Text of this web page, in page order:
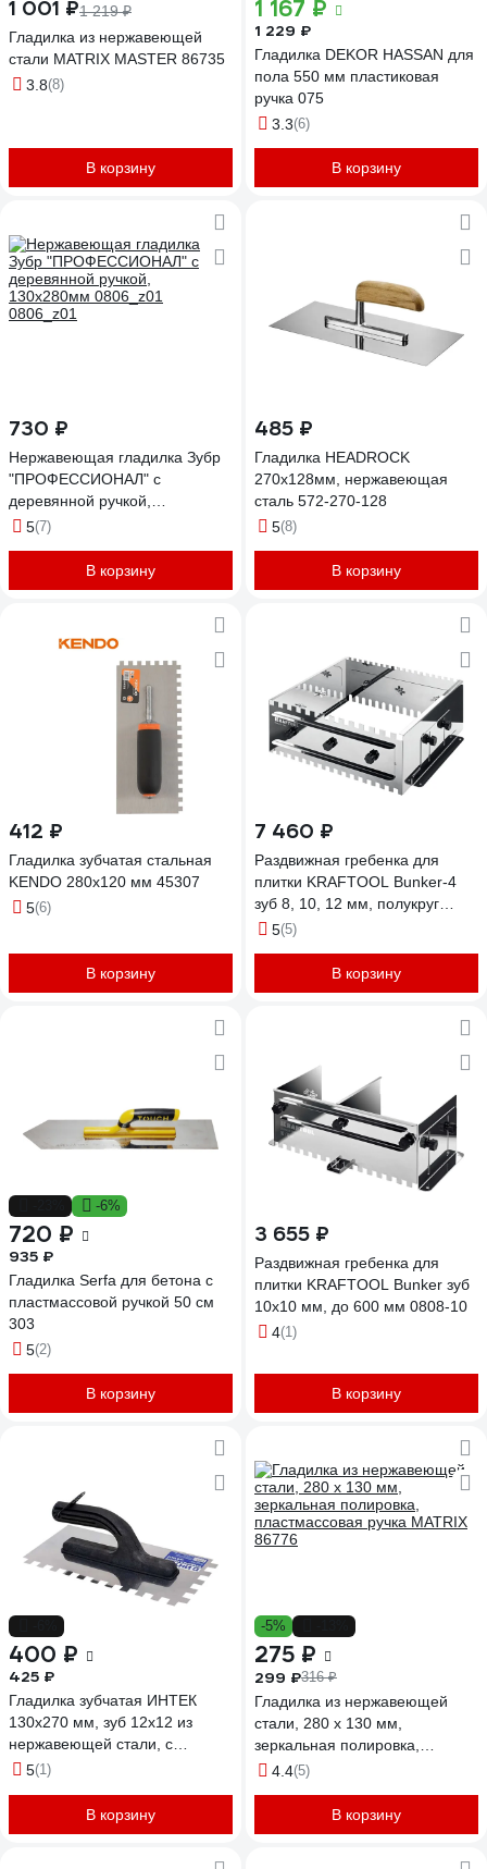
1 001 ₽1 219 ₽
Гладилка из нержавеющей
стали MATRIX MASTER 86735
3.8(8)
В корзину
1 167 ₽
1 229 ₽
Гладилка DEKOR HASSAN для
пола 550 мм пластиковая
ручка 075
3.3(6)
В корзину
730 ₽
Нержавеющая гладилка Зубр
"ПРОФЕССИОНАЛ" с
деревянной ручкой,
130x280мм 0806_z01
5(7)
В корзину
485 ₽
Гладилка HEADROCK
270x128мм, нержавеющая
сталь 572-270-128
5(8)
В корзину
412 ₽
Гладилка зубчатая стальная
KENDO 280x120 мм 45307
5(6)
В корзину
7 460 ₽
Раздвижная гребенка для
плитки KRAFTOOL Bunker-4
зуб 8, 10, 12 мм, полукруг
10x20 мм 08081
5(5)
В корзину
-6%
720 ₽
935 ₽
Гладилка Serfa для бетона с
пластмассовой ручкой 50 см
303
5(2)
В корзину
3 655 ₽
Раздвижная гребенка для
плитки KRAFTOOL Bunker зуб
10x10 мм, до 600 мм 0808-10
4(1)
В корзину
400 ₽
425 ₽
Гладилка зубчатая ИНТЕК
130х270 мм, зуб 12x12 из
нержавеющей стали, с
пластиковой ручкой 10105-
5(1)
В корзину
-5%
275 ₽
299 ₽316 ₽
Гладилка из нержавеющей
стали, 280 х 130 мм,
зеркальная полировка,
пластмассовая ручка MATRIX
4.4(5)
В корзину